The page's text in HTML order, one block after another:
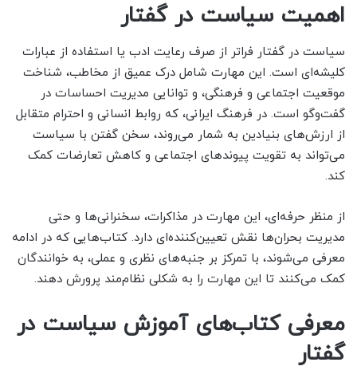
اهمیت سیاست در گفتار
سیاست در گفتار فراتر از صرف رعایت ادب یا استفاده از عبارات
کلیشه‌ای است. این مهارت شامل درک عمیق از مخاطب، شناخت
موقعیت اجتماعی و فرهنگی، و توانایی مدیریت احساسات در
گفت‌وگو است. در فرهنگ ایرانی، که روابط انسانی و احترام متقابل
از ارزش‌های بنیادین به شمار می‌روند، سخن گفتن با سیاست
می‌تواند به تقویت پیوندهای اجتماعی و کاهش تعارضات کمک
کند.
از منظر حرفه‌ای، این مهارت در مذاکرات، سخنرانی‌ها و حتی
مدیریت بحران‌ها نقش تعیین‌کننده‌ای دارد. کتاب‌هایی که در ادامه
معرفی می‌شوند، با تمرکز بر جنبه‌های نظری و عملی، به خوانندگان
کمک می‌کنند تا این مهارت را به شکلی نظام‌مند پرورش دهند.
معرفی کتاب‌های آموزش سیاست در
گفتار